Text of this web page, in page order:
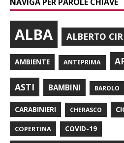
ALBA ALBERTO
AMBIENTE ANTEPRIMA
ASTI BAMBINI BAROLO
CARABINIERI CHERASCO
COPERTINA COVID-19